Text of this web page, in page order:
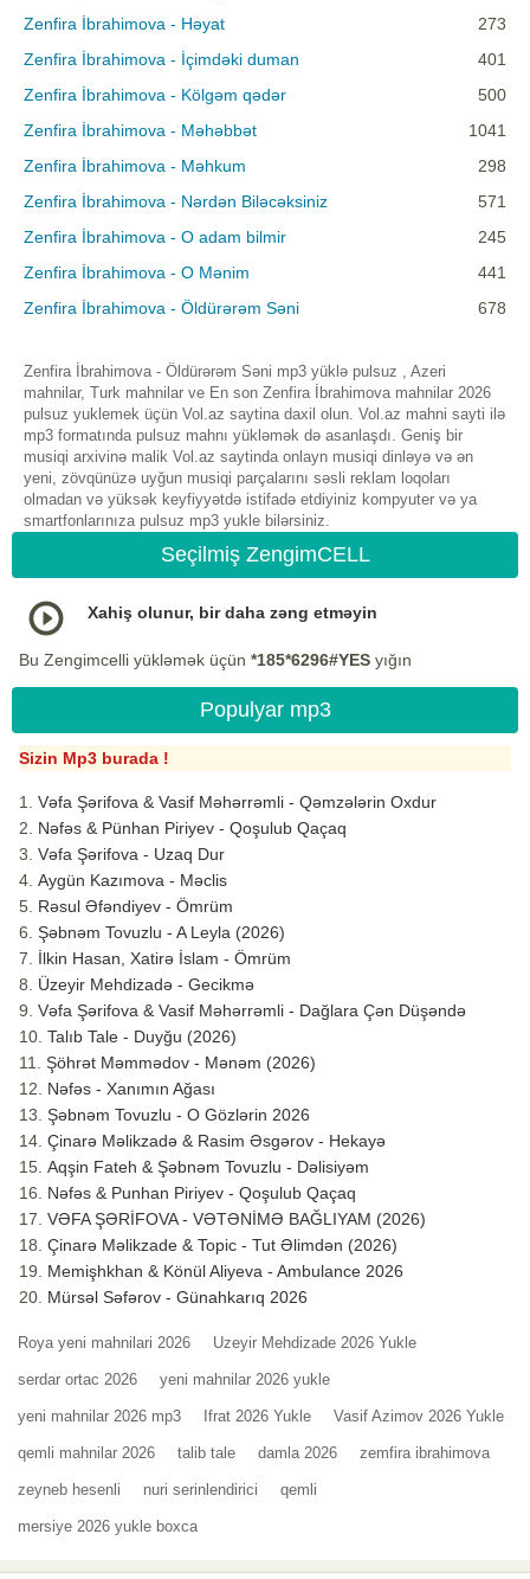
Zenfira İbrahimova - Həyat
273
Zenfira İbrahimova - İçimdəki duman
401
Zenfira İbrahimova - Kölgəm qədər
500
Zenfira İbrahimova - Məhəbbət
1041
Zenfira İbrahimova - Məhkum
298
Zenfira İbrahimova - Nərdən Biləcəksiniz
571
Zenfira İbrahimova - O adam bilmir
245
Zenfira İbrahimova - O Mənim
441
Zenfira İbrahimova - Öldürərəm Səni
678
Zenfira İbrahimova - Öldürərəm Səni mp3 yüklə pulsuz , Azeri
mahnilar, Turk mahnilar ve En son Zenfira İbrahimova mahnilar 2026
pulsuz yuklemek üçün Vol.az saytina daxil olun. Vol.az mahni sayti ilə
mp3 formatında pulsuz mahnı yükləmək də asanlaşdı. Geniş bir
musiqi arxivinə malik Vol.az saytinda onlayn musiqi dinləyə və ən
yeni, zövqünüzə uyğun musiqi parçalarını səsli reklam loqoları
olmadan və yüksək keyfiyyətdə istifadə etdiyiniz kompyuter və ya
smartfonlarınıza pulsuz mp3 yukle bilərsiniz.
Seçilmiş ZengimCELL
Xahiş olunur, bir daha zəng etməyin
Bu Zengimcelli yükləmək üçün *185*6296#YES yığın
Populyar mp3
Sizin Mp3 burada !
Vəfa Şərifova & Vasif Məhərrəmli - Qəmzələrin Oxdur
Nəfəs & Pünhan Piriyev - Qoşulub Qaçaq
Vəfa Şərifova - Uzaq Dur
Aygün Kazımova - Məclis
Rəsul Əfəndiyev - Ömrüm
Şəbnəm Tovuzlu - A Leyla (2026)
İlkin Hasan, Xatirə İslam - Ömrüm
Üzeyir Mehdizadə - Gecikmə
Vəfa Şərifova & Vasif Məhərrəmli - Dağlara Çən Düşəndə
Talıb Tale - Duyğu (2026)
Şöhrət Məmmədov - Mənəm (2026)
Nəfəs - Xanımın Ağası
Şəbnəm Tovuzlu - O Gözlərin 2026
Çinarə Məlikzadə & Rasim Əsgərov - Hekayə
Aqşin Fateh & Şəbnəm Tovuzlu - Dəlisiyəm
Nəfəs & Punhan Piriyev - Qoşulub Qaçaq
VƏFA ŞƏRİFOVA - VƏTƏNİMƏ BAĞLIYAM (2026)
Çinarə Məlikzade & Topic - Tut Əlimdən (2026)
Memişhkhan & Könül Aliyeva - Ambulance 2026
Mürsəl Səfərov - Günahkarıq 2026
Roya yeni mahnilari 2026 Uzeyir Mehdizade 2026 Yukle
serdar ortac 2026 yeni mahnilar 2026 yukle
yeni mahnilar 2026 mp3 Ifrat 2026 Yukle Vasif Azimov 2026 Yukle
qemli mahnilar 2026 talib tale damla 2026 zemfira ibrahimova
zeyneb hesenli nuri serinlendirici qemli
mersiye 2026 yukle boxca